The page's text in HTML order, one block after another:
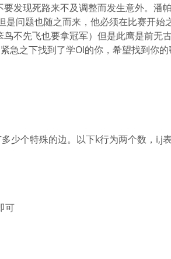
发现死路来不及调整而发生意外。潘
问题也随之而来，他必须在比赛开始
不先飞也要拿冠军）但是此鹰是前无
之下找到了学OI的你，希望找到你的
少个特殊的边。以下k行为两个数，i,j
可